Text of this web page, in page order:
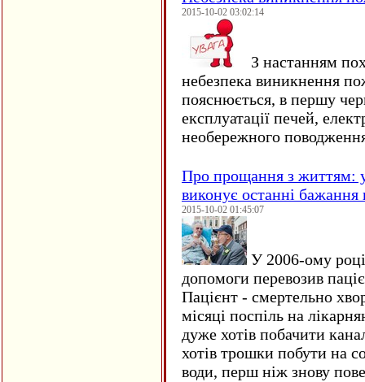
2015-10-02 03:02:14
З настанням
небезпека виникнення
пояснюється, в першу
експлуатації печей,
необережного
Про прощання з життям:
виконує останні
2015-10-02 01:45:07
У 2006-ому
допомоги перевозив
Пацієнт - смертельно
місяці поспіль на
дуже хотів побачити
хотів трошки побути на
води, перш ніж знову